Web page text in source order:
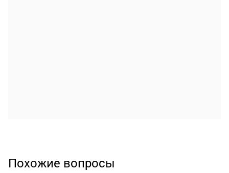
Похожие вопросы